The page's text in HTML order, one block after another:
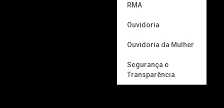
RMA
Ouvidoria
Ouvidoria da Mulher
Segurança e
Transparência